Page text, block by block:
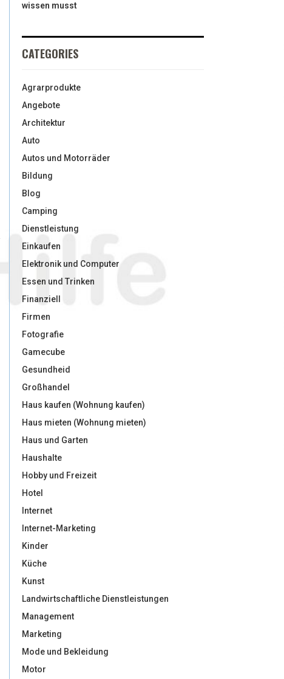
wissen musst
CATEGORIES
Agrarprodukte
Angebote
Architektur
Auto
Autos und Motorräder
Bildung
Blog
Camping
Dienstleistung
Einkaufen
Elektronik und Computer
Essen und Trinken
Finanziell
Firmen
Fotografie
Gamecube
Gesundheid
Großhandel
Haus kaufen (Wohnung kaufen)
Haus mieten (Wohnung mieten)
Haus und Garten
Haushalte
Hobby und Freizeit
Hotel
Internet
Internet-Marketing
Kinder
Küche
Kunst
Landwirtschaftliche Dienstleistungen
Management
Marketing
Mode und Bekleidung
Motor